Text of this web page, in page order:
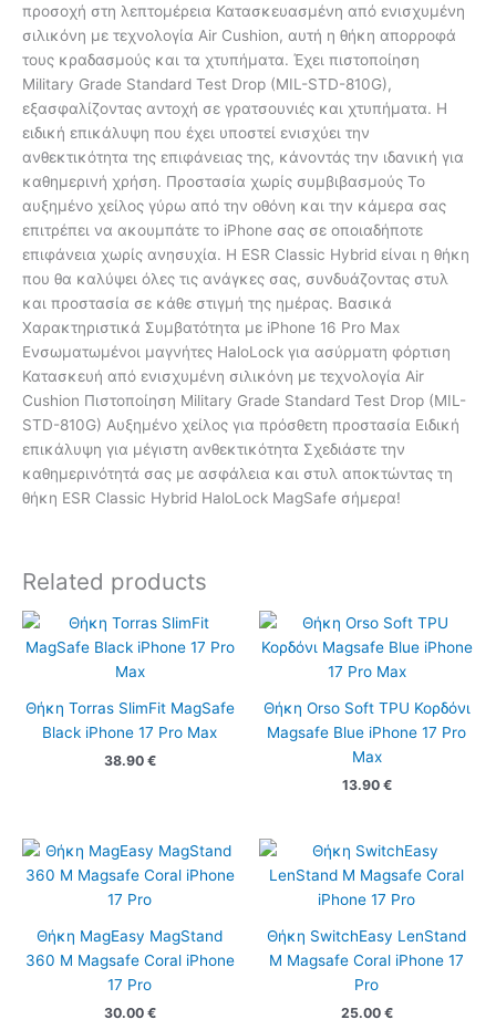
προσοχή στη λεπτομέρεια Κατασκευασμένη από ενισχυμένη
σιλικόνη με τεχνολογία Air Cushion, αυτή η θήκη απορροφά
τους κραδασμούς και τα χτυπήματα. Έχει πιστοποίηση
Military Grade Standard Test Drop (MIL-STD-810G),
εξασφαλίζοντας αντοχή σε γρατσουνιές και χτυπήματα. Η
ειδική επικάλυψη που έχει υποστεί ενισχύει την
ανθεκτικότητα της επιφάνειας της, κάνοντάς την ιδανική για
καθημερινή χρήση. Προστασία χωρίς συμβιβασμούς Το
αυξημένο χείλος γύρω από την οθόνη και την κάμερα σας
επιτρέπει να ακουμπάτε το iPhone σας σε οποιαδήποτε
επιφάνεια χωρίς ανησυχία. Η ESR Classic Hybrid είναι η θήκη
που θα καλύψει όλες τις ανάγκες σας, συνδυάζοντας στυλ
και προστασία σε κάθε στιγμή της ημέρας. Βασικά
Χαρακτηριστικά Συμβατότητα με iPhone 16 Pro Max
Ενσωματωμένοι μαγνήτες HaloLock για ασύρματη φόρτιση
Κατασκευή από ενισχυμένη σιλικόνη με τεχνολογία Air
Cushion Πιστοποίηση Military Grade Standard Test Drop (MIL-
STD-810G) Αυξημένο χείλος για πρόσθετη προστασία Ειδική
επικάλυψη για μέγιστη ανθεκτικότητα Σχεδιάστε την
καθημερινότητά σας με ασφάλεια και στυλ αποκτώντας τη
θήκη ESR Classic Hybrid HaloLock MagSafe σήμερα!
Related products
Θήκη Torras SlimFit MagSafe
Black iPhone 17 Pro Max
38.90 €
Θήκη Orso Soft TPU Κορδόνι
Magsafe Blue iPhone 17 Pro
Max
13.90 €
Θήκη MagEasy MagStand
360 M Magsafe Coral iPhone
17 Pro
30.00 €
Θήκη SwitchEasy LenStand
M Magsafe Coral iPhone 17
Pro
25.00 €